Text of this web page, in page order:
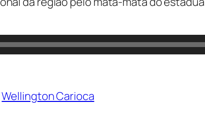
Wellington Carioca